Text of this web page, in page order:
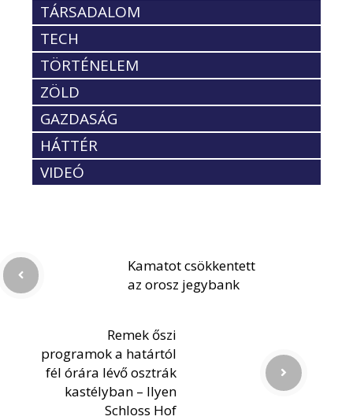
TÁRSADALOM
TECH
TÖRTÉNELEM
ZÖLD
GAZDASÁG
HÁTTÉR
VIDEÓ
Kamatot csökkentett
az orosz jegybank
Remek őszi
programok a határtól
fél órára lévő osztrák
kastélyban – Ilyen
Schloss Hof